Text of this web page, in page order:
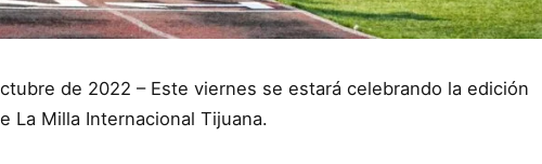
de 2022 – Este viernes se estará celebrando la edición
La Milla Internacional Tijuana.